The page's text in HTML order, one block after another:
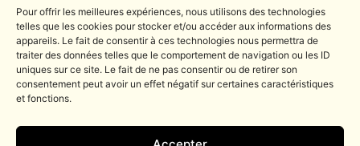
Pour offrir les meilleures expériences, nous utilisons des technologies
telles que les cookies pour stocker et/ou accéder aux informations des
appareils. Le fait de consentir à ces technologies nous permettra de
traiter des données telles que le comportement de navigation ou les ID
uniques sur ce site. Le fait de ne pas consentir ou de retirer son
consentement peut avoir un effet négatif sur certaines caractéristiques
et fonctions.
Tél. : 04 93 16 04 77